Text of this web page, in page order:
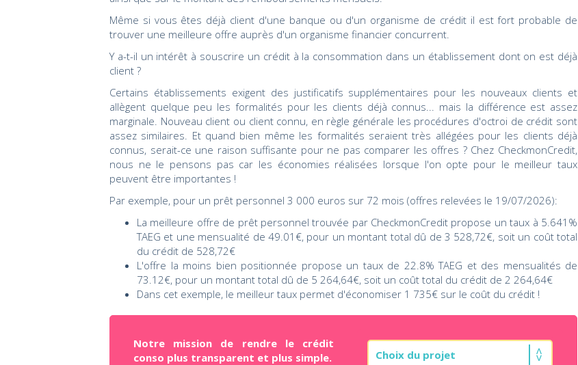
Même si vous êtes déjà client d'une banque ou d'un organisme de crédit il est fort probable de
trouver une meilleure offre auprès d'un organisme financier concurrent.
Y a-t-il un intérêt à souscrire un crédit à la consommation dans un établissement dont on est déjà
client ?
Certains établissements exigent des justificatifs supplémentaires pour les nouveaux clients et
allègent quelque peu les formalités pour les clients déjà connus... mais la différence est assez
marginale. Nouveau client ou client connu, en règle générale les procédures d'octroi de crédit sont
assez similaires. Et quand bien même les formalités seraient très allégées pour les clients déjà
connus, serait-ce une raison suffisante pour ne pas comparer les offres ? Chez CheckmonCredit,
nous ne le pensons pas car les économies réalisées lorsque l'on opte pour le meilleur taux
peuvent être importantes !
Par exemple, pour un prêt personnel 3 000 euros sur 72 mois (offres relevées le 19/07/2026):
La meilleure offre de prêt personnel trouvée par CheckmonCredit propose un taux à 5.641%
TAEG et une mensualité de 49.01€, pour un montant total dû de 3 528,72€, soit un coût total
du crédit de 528,72€
L'offre la moins bien positionnée propose un taux de 22.8% TAEG et des mensualités de
73.12€, pour un montant total dû de 5 264,64€, soit un coût total du crédit de 2 264,64€
Dans cet exemple, le meilleur taux permet d'économiser 1 735€ sur le coût du crédit !
Notre mission de rendre le crédit
conso plus transparent et plus simple.